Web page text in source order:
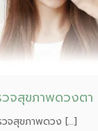
จสุขภาพดวงตา
วจสุขภาพดวง […]